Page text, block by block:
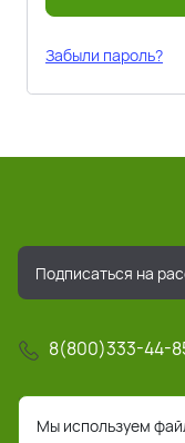
Забыли пароль?
8(800)333-44-
info@pochta-
Мы используем